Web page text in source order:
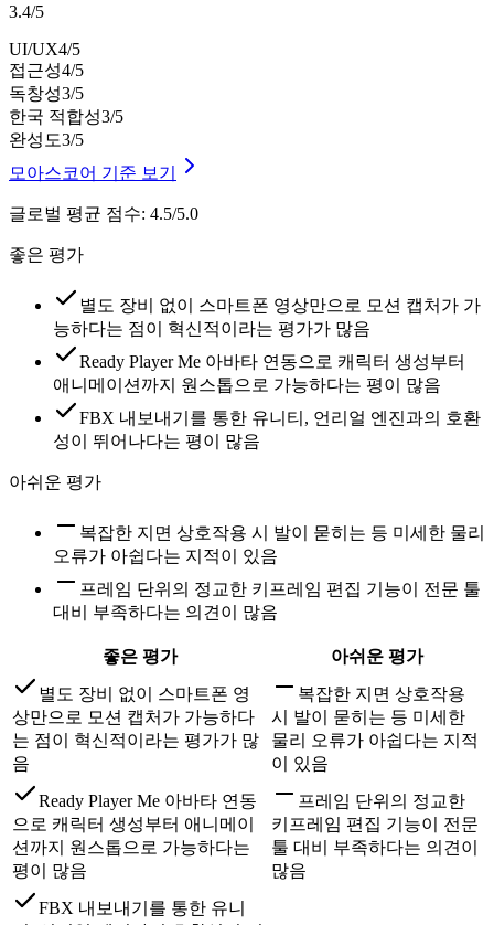
3.4/5
UI/UX4/5
접근성4/5
독창성3/5
한국 적합성3/5
완성도3/5
모아스코어 기준 보기
글로벌 평균 점수: 4.5/5.0
좋은 평가
별도 장비 없이 스마트폰 영상만으로 모션 캡처가 가
능하다는 점이 혁신적이라는 평가가 많음
Ready Player Me 아바타 연동으로 캐릭터 생성부터
애니메이션까지 원스톱으로 가능하다는 평이 많음
FBX 내보내기를 통한 유니티, 언리얼 엔진과의 호환
성이 뛰어나다는 평이 많음
아쉬운 평가
복잡한 지면 상호작용 시 발이 묻히는 등 미세한 물리
오류가 아쉽다는 지적이 있음
프레임 단위의 정교한 키프레임 편집 기능이 전문 툴
대비 부족하다는 의견이 많음
좋은 평가
아쉬운 평가
별도 장비 없이 스마트폰 영
상만으로 모션 캡처가 가능하다
는 점이 혁신적이라는 평가가 많
음
복잡한 지면 상호작용
시 발이 묻히는 등 미세한
물리 오류가 아쉽다는 지적
이 있음
Ready Player Me 아바타 연동
으로 캐릭터 생성부터 애니메이
션까지 원스톱으로 가능하다는
평이 많음
프레임 단위의 정교한
키프레임 편집 기능이 전문
툴 대비 부족하다는 의견이
많음
FBX 내보내기를 통한 유니